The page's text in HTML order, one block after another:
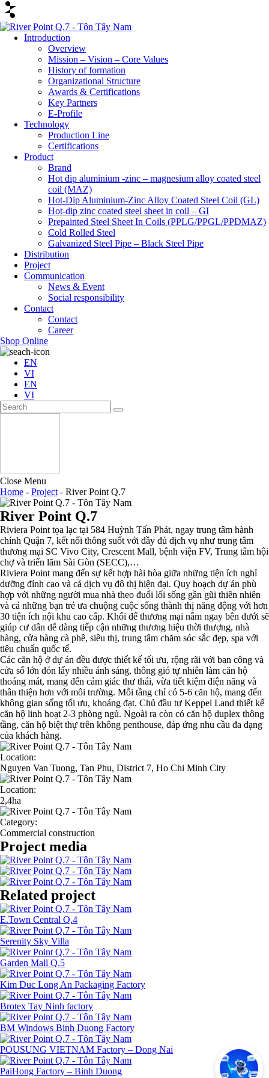
Introduction
Overview
Mission – Vision – Core Values
History of formation
Organizational Structure
Awards & Certifications
Key Partners
E-Profile
Technology
Production Line
Certifications
Product
Brand
Hot dip aluminium -zinc – magnesium alloy coated steel
coil (MAZ)
Hot-Dip Aluminium-Zinc Alloy Coated Steel Coil (GL)
Hot-dip zinc coated steel sheet in coil – GI
Prepainted Steel Sheet In Coils (PPLG/PPGL/PPDMAZ)
Cold Rolled Steel
Galvanized Steel Pipe – Black Steel Pipe
Distribution
Project
Communication
News & Event
Social responsibility
Contact
Contact
Career
Shop Online
EN
VI
EN
VI
Close Menu
Home - Project - River Point Q.7
River Point Q.7
Riviera Point tọa lạc tại 584 Huỳnh Tấn Phát, ngay trung tâm hành
chính Quận 7, kết nối thông suốt với đầy đủ dịch vụ như trung tâm
thương mại SC Vivo City, Crescent Mall, bệnh viện FV, Trung tâm hội
chợ và triển lãm Sài Gòn (SECC),…
Riviera Point mang đến sự kết hợp hài hòa giữa những tiện ích nghỉ
dưỡng đỉnh cao và cả dịch vụ đô thị hiện đại. Quy hoạch dự án phù
hợp với những người mua nhà theo đuổi lối sống gần gũi thiên nhiên
và cả những bạn trẻ ưa chuộng cuộc sống thành thị năng động với hơn
30 tiện ích nội khu cao cấp. Khối đế thương mại nằm ngay bên dưới sẽ
giúp cư dân dễ dàng tiếp cận những thương hiệu thời thượng, nhà
hàng, cửa hàng cà phê, siêu thị, trung tâm chăm sóc sắc đẹp, spa với
tiêu chuẩn quốc tế.
Các căn hộ ở dự án đều được thiết kế tối ưu, rộng rãi với ban công và
cửa sổ lớn đón lấy nhiều ánh sáng, thông gió tự nhiên làm căn hộ
thoáng mát, mang đến cảm giác thư thái, vừa tiết kiệm điện năng và
thân thiện hơn với môi trường. Mỗi tầng chỉ có 5-6 căn hộ, mang đến
không gian sống tối ưu, khoáng đạt. Chủ đầu tư Keppel Land thiết kế
căn hộ linh hoạt 2-3 phòng ngủ. Ngoài ra còn có căn hộ duplex thông
tầng, căn hộ biệt thự trên không penthouse, đáp ứng nhu cầu đa dạng
của khách hàng.
Location:
Nguyen Van Tuong, Tan Phu, District 7, Ho Chi Minh City
Location:
2,4ha
Category:
Commercial construction
Project media
Related project
E.Town Central Q.4
Serenity Sky Villa
Garden Mall Q.5
Kim Duc Long An Packaging Factory
Brotex Tay Ninh factory
BM Windows Binh Duong Factory
POUSUNG VIETNAM Factory – Dong Nai
PaiHong Factory – Binh Duong